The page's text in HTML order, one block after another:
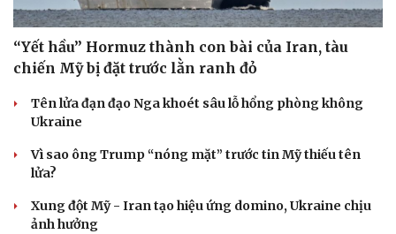
“Yết hầu” Hormuz thành con bài của Iran, tàu
chiến Mỹ bị đặt trước lằn ranh đỏ
Tên lửa đạn đạo Nga khoét sâu lỗ hổng phòng không
Ukraine
Vì sao ông Trump “nóng mặt” trước tin Mỹ thiếu tên
lửa?
Xung đột Mỹ - Iran tạo hiệu ứng domino, Ukraine chịu
ảnh hưởng